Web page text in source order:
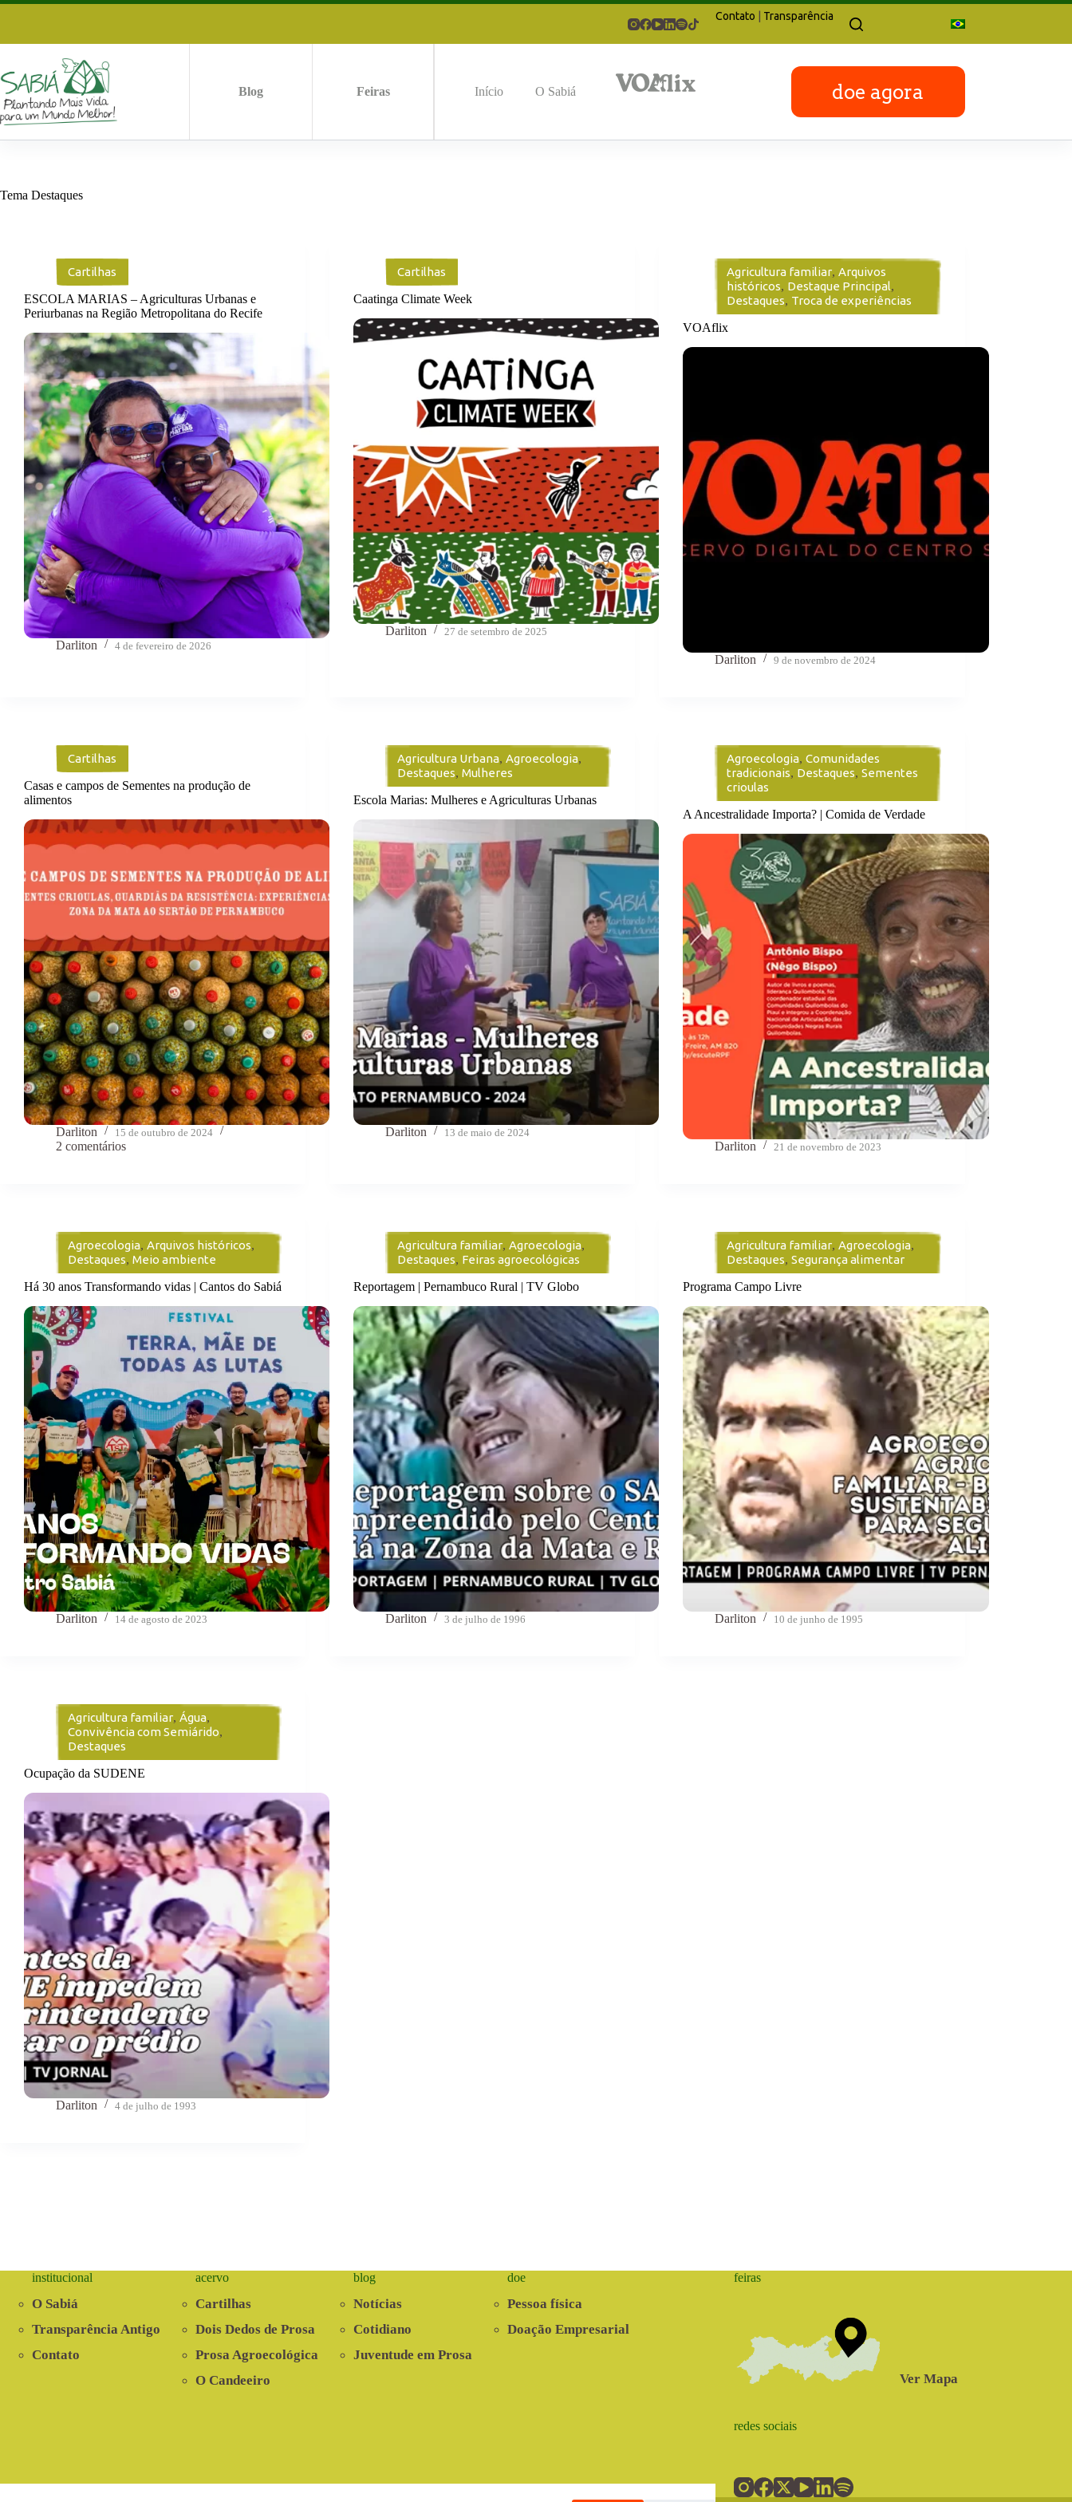
Pular
Contato | Transparência
Blog Feiras Início O Sabiá doe agora
Tema Destaques
Cartilhas
ESCOLA MARIAS – Agriculturas Urbanas e
Periurbanas na Região Metropolitana do Recife
Darliton 4 de fevereiro de 2026
Cartilhas
Caatinga Climate Week
Darliton 27 de setembro de 2025
Agricultura familiar,Arquivos
históricos, Destaque Principal,
Destaques, Troca de experiências
VOAflix
Darliton 9 de novembro de 2024
Cartilhas
Casas e campos de Sementes na produção de
alimentos
Darliton 15 de outubro de 2024
2 comentários
Agricultura Urbana,Agroecologia,
Destaques,Mulheres
Escola Marias: Mulheres e Agriculturas Urbanas
Darliton 13 de maio de 2024
Agroecologia,Comunidades
tradicionais, Destaques,Sementes
crioulas
A Ancestralidade Importa? | Comida de Verdade
Darliton 21 de novembro de 2023
Agroecologia, Arquivos históricos,
Destaques, Meio ambiente
Há 30 anos Transformando vidas | Cantos do Sabiá
Darliton 14 de agosto de 2023
Agricultura familiar,Agroecologia,
Destaques, Feiras agroecológicas
Reportagem | Pernambuco Rural | TV Globo
Darliton 3 de julho de 1996
Agricultura familiar,Agroecologia,
Destaques,Segurança alimentar
Programa Campo Livre
Darliton 10 de junho de 1995
Agricultura familiar, Água,
Convivência com Semiárido,
Destaques
Ocupação da SUDENE
Darliton 4 de julho de 1993
institucional
O Sabiá
Transparência Antigo
Contato
acervo
Cartilhas
Dois Dedos de Prosa
Prosa Agroecológica
O Candeeiro
blog
Notícias
Cotidiano
Juventude em Prosa
doe
Pessoa física
Doação Empresarial
feiras
Ver Mapa
redes sociais